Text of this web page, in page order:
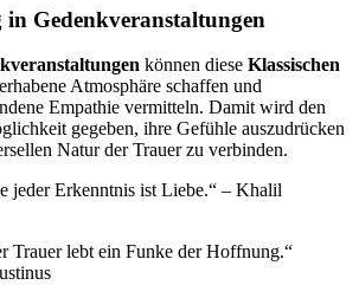
Gedenkveranstaltungen
können diese Klassischen
Atmosphäre schaffen und
Empathie vermitteln. Damit wird den
gegeben, ihre Gefühle auszudrücken
Natur der Trauer zu verbinden.
jeder Erkenntnis ist Liebe.“ – Khalil
Trauer lebt ein Funke der Hoffnung.“